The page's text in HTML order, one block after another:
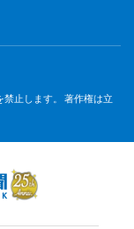
止します。 著作権は立